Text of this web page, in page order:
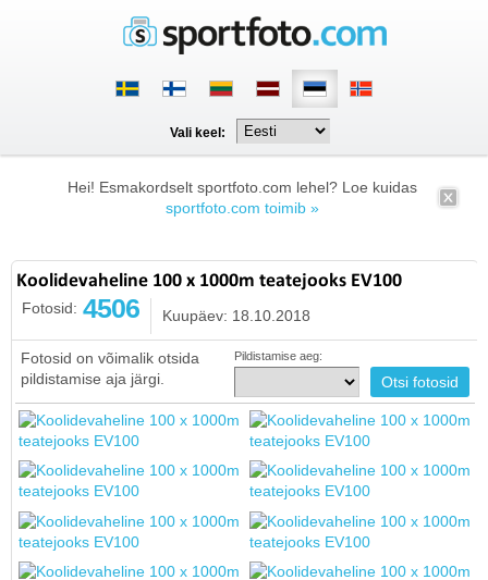
Vali keel:
Hei! Esmakordselt sportfoto.com lehel? Loe kuidas
sportfoto.com toimib »
Koolidevaheline 100 x 1000m teatejooks EV100
Fotosid: 4506 Kuupäev: 18.10.2018
Fotosid on võimalik otsida
pildistamise aja järgi.
Pildistamise aeg: